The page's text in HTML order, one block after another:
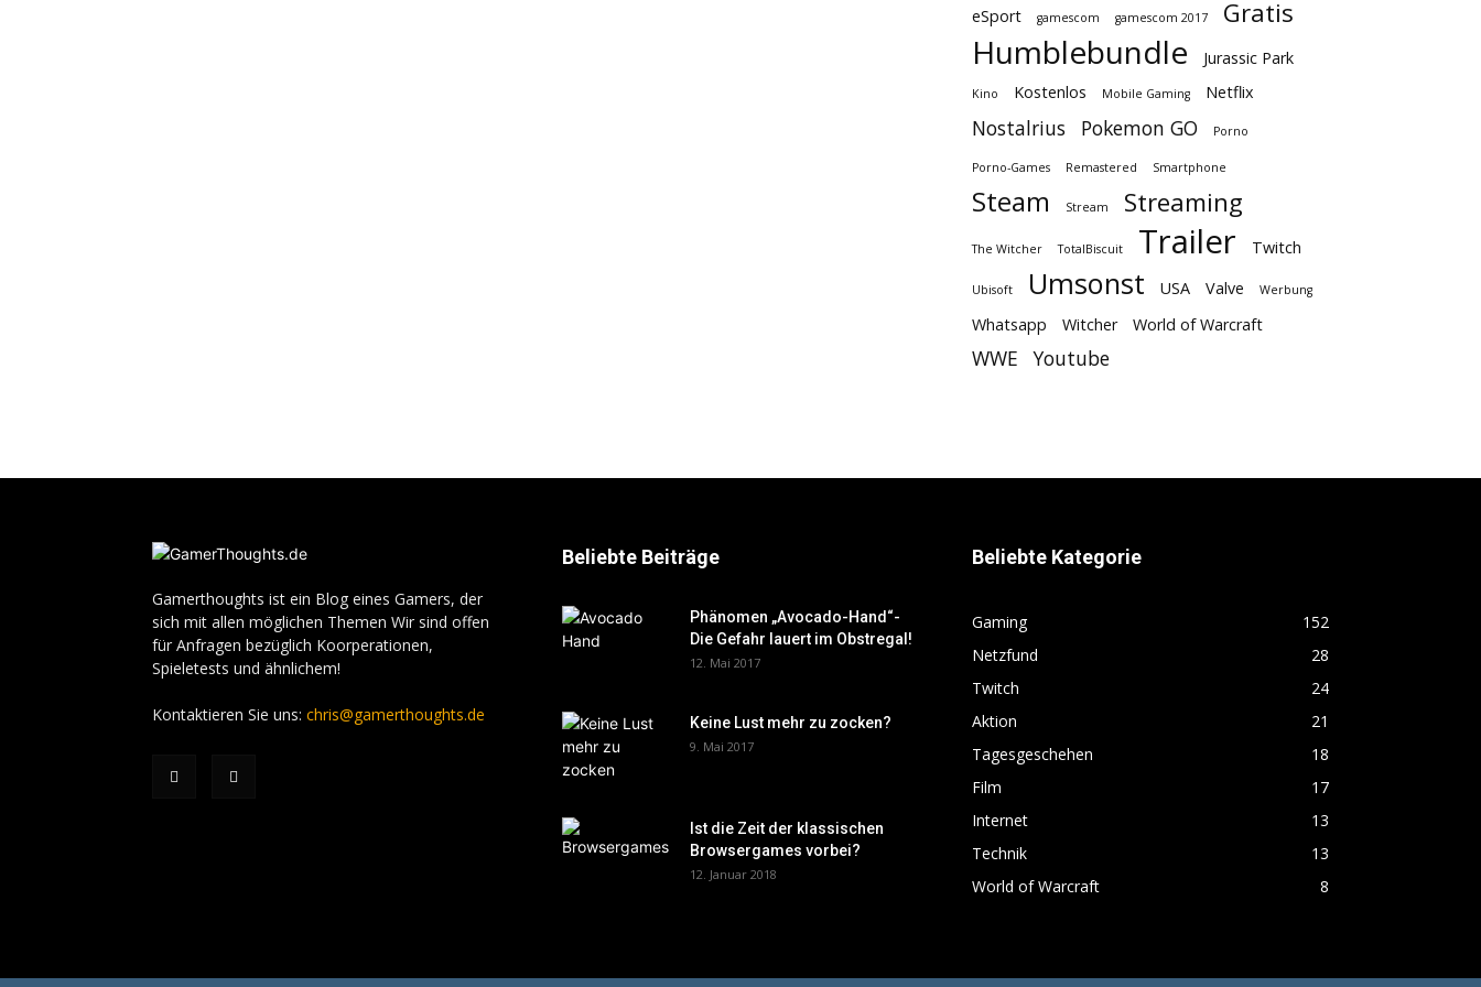
eSport gamescom gamescom 2017 Gratis
Humblebundle Jurassic Park
Kino Kostenlos Mobile Gaming Netflix
Nostalrius Pokemon GO Porno
Porno-Games Remastered Smartphone
Steam Stream Streaming
The Witcher TotalBiscuit Trailer Twitch
Ubisoft Umsonst USA Valve Werbung
Whatsapp Witcher World of Warcraft
WWE Youtube
Gamerthoughts ist ein Blog eines Gamers, der
sich mit allen möglichen Themen Wir sind offen
für Anfragen bezüglich Koorperationen,
Spieletests und ähnlichem!
Kontaktieren Sie uns: chris@gamerthoughts.de
Beliebte Beiträge
Phänomen „Avocado-Hand“-
Die Gefahr lauert im Obstregal!
12. Mai 2017
Keine Lust mehr zu zocken?
9. Mai 2017
Ist die Zeit der klassischen
Browsergames vorbei?
12. Januar 2018
Beliebte Kategorie
Gaming
152
Netzfund
28
Twitch
24
Aktion
21
Tagesgeschehen
18
Film
17
Internet
13
Technik
13
World of Warcraft
8